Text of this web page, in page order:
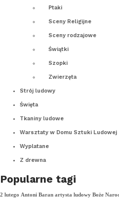
Ptaki
Sceny Religijne
Sceny rodzajowe
Świątki
Szopki
Zwierzęta
Strój ludowy
Święta
Tkaniny ludowe
Warsztaty w Domu Sztuki Ludowej
Wyplatane
Z drewna
Popularne tagi
2 lutego Antoni Baran artysta ludowy Boże